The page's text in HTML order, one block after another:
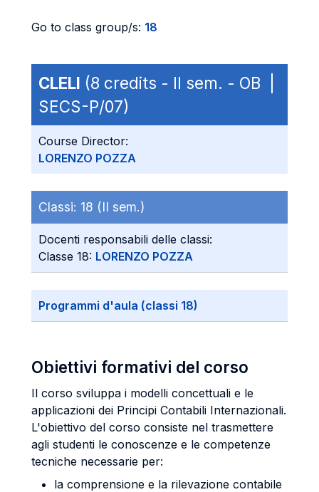
Go to class group/s: 18
CLELI (8 credits - II sem. - OB |
SECS-P/07)
Course Director:
LORENZO POZZA
Classi: 18 (II sem.)
Docenti responsabili delle classi:
Classe 18: LORENZO POZZA
Programmi d'aula (classi 18)
Obiettivi formativi del corso
Il corso sviluppa i modelli concettuali e le
applicazioni dei Principi Contabili Internazionali.
L'obiettivo del corso consiste nel trasmettere
agli studenti le conoscenze e le competenze
tecniche necessarie per:
la comprensione e la rilevazione contabile